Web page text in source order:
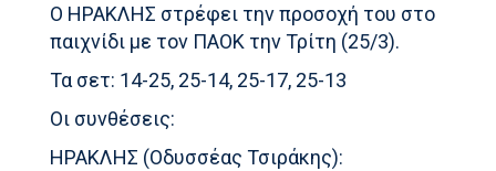
Ο ΗΡΑΚΛΗΣ στρέφει την προσοχή του στο
παιχνίδι με τον ΠΑΟΚ την Τρίτη (25/3).
Τα σετ: 14-25, 25-14, 25-17, 25-13
Οι συνθέσεις:
ΗΡΑΚΛΗΣ (Οδυσσέας Τσιράκης):